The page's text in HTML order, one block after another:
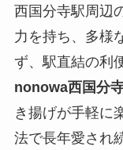
西国分寺駅周辺
力を持ち、多様
ず、駅直結の利
nonowa西国分
き揚げが手軽に
法で長年愛され